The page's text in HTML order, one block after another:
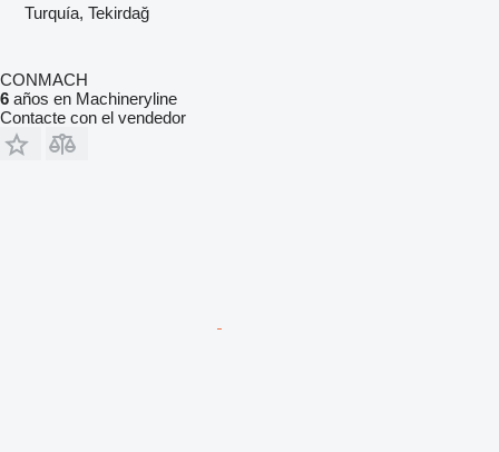
Turquía, Tekirdağ
CONMACH
6 años en Machineryline
Contacte con el vendedor